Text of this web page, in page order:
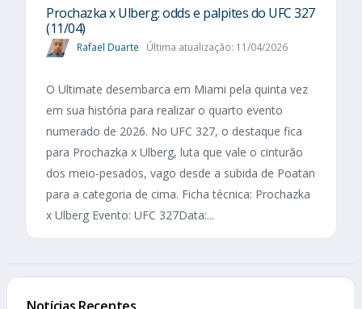
Prochazka x Ulberg: odds e palpites do UFC 327
(11/04)
Rafael Duarte Última atualização: 11/04/2026
O Ultimate desembarca em Miami pela quinta vez
em sua história para realizar o quarto evento
numerado de 2026. No UFC 327, o destaque fica
para Prochazka x Ulberg, luta que vale o cinturão
dos meio-pesados, vago desde a subida de Poatan
para a categoria de cima. Ficha técnica: Prochazka
x Ulberg Evento: UFC 327Data:...